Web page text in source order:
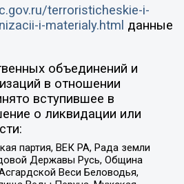
terroristicheskie-i-
i-materialy.html данные
объединений и
в отношении
вступившее в
о ликвидации или
партия, ВЕК РА, Рада земли
Державы Русь, Община
Веси Беловодья,